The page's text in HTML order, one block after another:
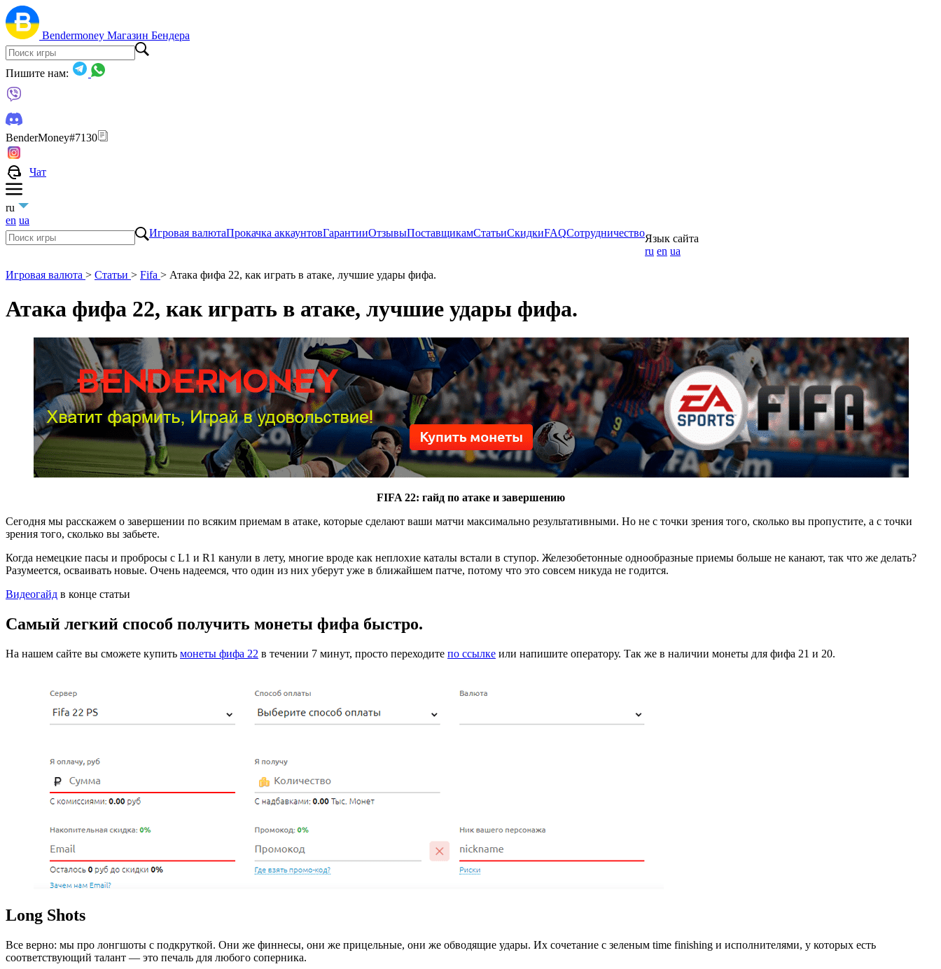
Bendermoney Магазин Бендера
Пишите нам:
BenderMoney#7130
Чат
ru
en ua
Игровая валютаПрокачка аккаунтовГарантииОтзывыПоставщикамСтатьиСкидкиFAQСотрудничествоЯзык сайта
ru en ua
Игровая валюта > Статьи > Fifa > Атака фифа 22, как играть в атаке, лучшие удары фифа.
Атака фифа 22, как играть в атаке, лучшие удары фифа.
FIFA 22: гайд по атаке и завершению
Сегодня мы расскажем о завершении по всяким приемам в атаке, которые сделают ваши матчи максимально результативными. Но не с точки зрения того, сколько вы пропустите, а с точки
зрения того, сколько вы забьете.
Когда немецкие пасы и пробросы с L1 и R1 канули в лету, многие вроде как неплохие каталы встали в ступор. Железобетонные однообразные приемы больше не канают, так что же делать?
Разумеется, осваивать новые. Очень надеемся, что один из них уберут уже в ближайшем патче, потому что это совсем никуда не годится.
Видеогайд в конце статьи
Самый легкий способ получить монеты фифа быстро.
На нашем сайте вы сможете купить монеты фифа 22 в течении 7 минут, просто переходите по ссылке или напишите оператору. Так же в наличии монеты для фифа 21 и 20.
Long Shots
Все верно: мы про лонгшоты с подкруткой. Они же финнесы, они же прицельные, они же обводящие удары. Их сочетание с зеленым time finishing и исполнителями, у которых есть
соответствующий талант — это печаль для любого соперника.